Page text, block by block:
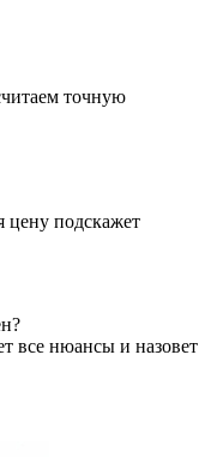
точную
цену подскажет
все нюансы и назовет